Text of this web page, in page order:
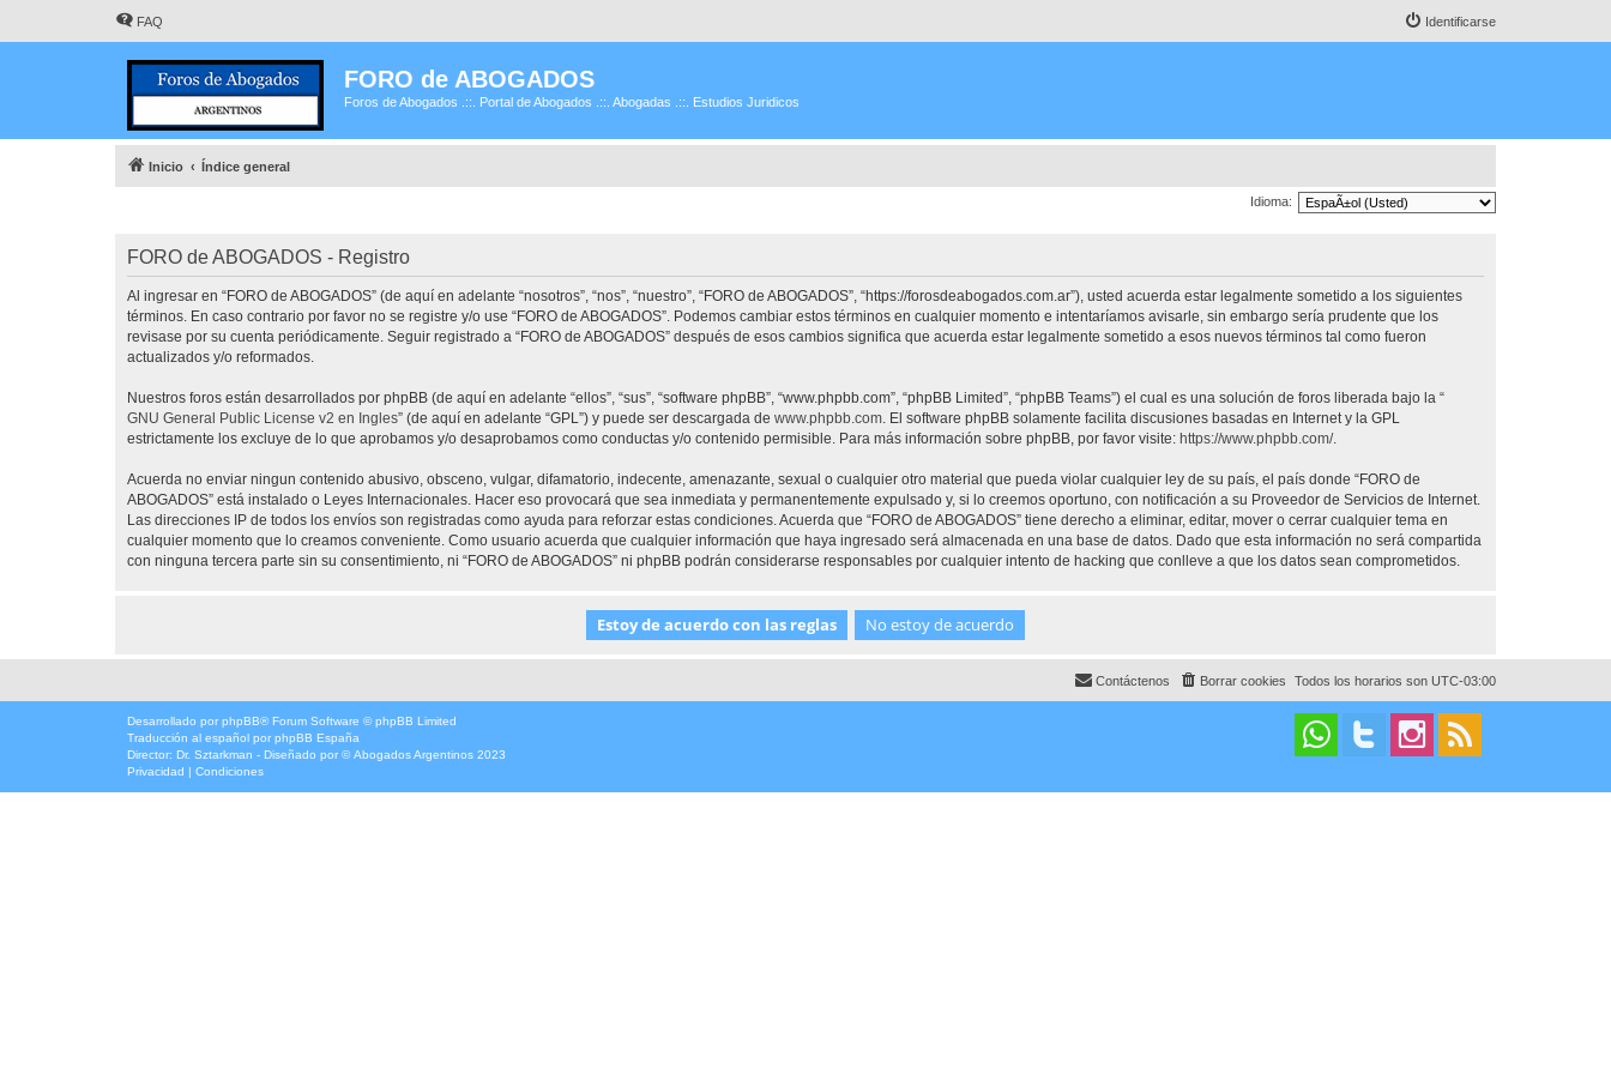
FAQ Identificarse
FORO de ABOGADOS
Foros de Abogados .::. Portal de Abogados .::. Abogadas .::. Estudios Juridicos
Inicio Índice general
Idioma:
FORO de ABOGADOS - Registro
Al ingresar en “FORO de ABOGADOS” (de aquí en adelante “nosotros”, “nos”, “nuestro”, “FORO de ABOGADOS”, “https://forosdeabogados.com.ar”), usted acuerda estar legalmente sometido a los siguientes
términos. En caso contrario por favor no se registre y/o use “FORO de ABOGADOS”. Podemos cambiar estos términos en cualquier momento e intentaríamos avisarle, sin embargo sería prudente que los
revisase por su cuenta periódicamente. Seguir registrado a “FORO de ABOGADOS” después de esos cambios significa que acuerda estar legalmente sometido a esos nuevos términos tal como fueron
actualizados y/o reformados.
Nuestros foros están desarrollados por phpBB (de aquí en adelante “ellos”, “sus”, “software phpBB”, “www.phpbb.com”, “phpBB Limited”, “phpBB Teams”) el cual es una solución de foros liberada bajo la “
GNU General Public License v2 en Ingles” (de aquí en adelante “GPL”) y puede ser descargada de www.phpbb.com . El software phpBB solamente facilita discusiones basadas en Internet y la GPL
estrictamente los excluye de lo que aprobamos y/o desaprobamos como conductas y/o contenido permisible. Para más información sobre phpBB, por favor visite: https://www.phpbb.com/.
Acuerda no enviar ningun contenido abusivo, obsceno, vulgar, difamatorio, indecente, amenazante, sexual o cualquier otro material que pueda violar cualquier ley de su país, el país donde “FORO de
ABOGADOS” está instalado o Leyes Internacionales. Hacer eso provocará que sea inmediata y permanentemente expulsado y, si lo creemos oportuno, con notificación a su Proveedor de Servicios de Internet.
Las direcciones IP de todos los envíos son registradas como ayuda para reforzar estas condiciones. Acuerda que “FORO de ABOGADOS” tiene derecho a eliminar, editar, mover o cerrar cualquier tema en
cualquier momento que lo creamos conveniente. Como usuario acuerda que cualquier información que haya ingresado será almacenada en una base de datos. Dado que esta información no será compartida
con ninguna tercera parte sin su consentimiento, ni “FORO de ABOGADOS” ni phpBB podrán considerarse responsables por cualquier intento de hacking que conlleve a que los datos sean comprometidos.
Todos los horarios son UTC-03:00
Borrar cookies
Contáctenos
Desarrollado por phpBB® Forum Software © phpBB Limited
Traducción al español por phpBB España
Director: Dr. Sztarkman - Diseñado por ©Abogados Argentinos 2023
Privacidad | Condiciones